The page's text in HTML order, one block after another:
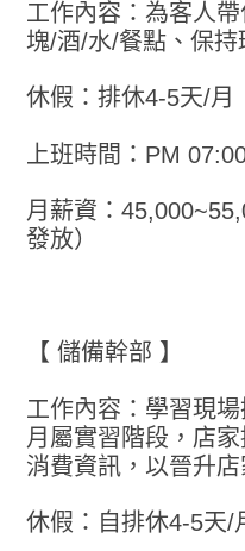
工作內容：為客人
塊/酒/水/餐點、保持
休假：排休4-5天/月
上班時間：PM
月薪資：
發放）
【 儲備幹部 】
工作內容：學習現
月屬實習階段，店
消費資訊，以晉升
休假：自排休4-5天/